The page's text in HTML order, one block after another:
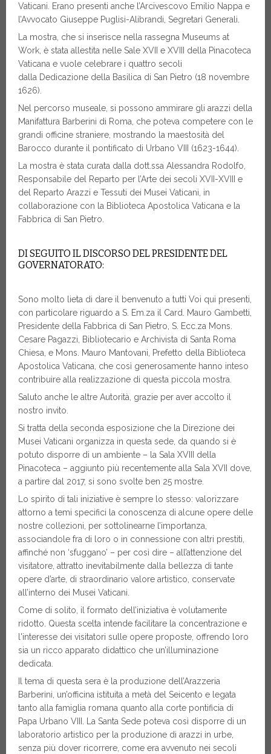
Vaticani. Erano presenti anche l’Arcivescovo Emilio Nappa e
l’Avvocato Giuseppe Puglisi-Alibrandi, Segretari Generali.
La mostra, che si inserisce nella rassegna Museums at
Work, è stata allestita nelle Sale XVII e XVIII della Pinacoteca
Vaticana e vuole celebrare i quattro secoli
dalla Dedicazione della Basilica di San Pietro (18 novembre
1626).
Nel percorso museale, si possono ammirare gli arazzi della
Manifattura Barberini di Roma, che poteva competere con le
grandi officine straniere, mostrando la maestosità del
Barocco durante il pontificato di Urbano VIII (1623-1644).
La mostra è stata curata dalla dott.ssa Alessandra Rodolfo,
Responsabile del Reparto per l’Arte dei secoli XVII-XVIII e
del Reparto Arazzi e Tessuti dei Musei Vaticani, in
collaborazione con la Biblioteca Apostolica Vaticana e la
Fabbrica di San Pietro.
DI SEGUITO IL DISCORSO DEL PRESIDENTE DEL
GOVERNATORATO:
Sono molto lieta di dare il benvenuto a tutti Voi qui presenti,
con particolare riguardo a S. Em.za il Card. Mauro Gambetti,
Presidente della Fabbrica di San Pietro, S. Ecc.za Mons.
Cesare Pagazzi, Bibliotecario e Archivista di Santa Roma
Chiesa, e Mons. Mauro Mantovani, Prefetto della Biblioteca
Apostolica Vaticana, che così generosamente hanno inteso
contribuire alla realizzazione di questa piccola mostra.
Saluto anche le altre Autorità, grazie per aver accolto il
nostro invito.
Si tratta della seconda esposizione che la Direzione dei
Musei Vaticani organizza in questa sede, da quando si è
potuto disporre di un ambiente – la Sala XVIII della
Pinacoteca – aggiunto più recentemente alla Sala XVII dove,
a partire dal 2017, si sono svolte ben 25 mostre.
Lo spirito di tali iniziative è sempre lo stesso: valorizzare
attorno a temi specifici la conoscenza di alcune opere delle
nostre collezioni, per sottolinearne l’importanza,
associandole fra di loro o in connessione con altri prestiti,
affinché non ‘sfuggano’ – per così dire – all’attenzione del
visitatore, attratto inevitabilmente dalla bellezza di tante
opere d’arte, di straordinario valore artistico, conservate
all’interno dei Musei Vaticani.
Come di solito, il formato dell’iniziativa è volutamente
ridotto. Questa scelta intende facilitare la concentrazione e
l'interesse dei visitatori sulle opere proposte, offrendo loro
sia un ricco apparato didattico che un’illuminazione
dedicata.
Il tema di questa sera è la produzione dell’Arazzeria
Barberini, un’officina istituita a metà del Seicento e legata
tanto alla famiglia romana quanto alla corte pontificia di
Papa Urbano VIII. La Santa Sede poteva così disporre di un
laboratorio artistico per la produzione di arazzi in urbe,
senza più dover ricorrere, come era avvenuto nei secoli